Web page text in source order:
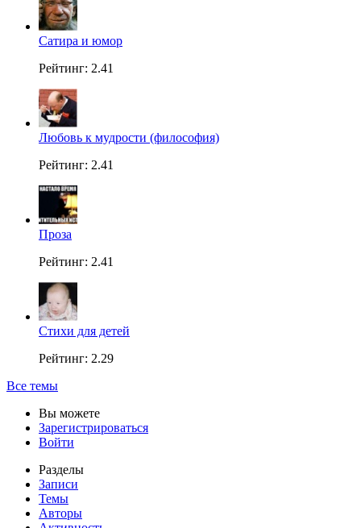
Сатира и юмор
Рейтинг: 2.41
Любовь к мудрости (философия)
Рейтинг: 2.41
Проза
Рейтинг: 2.41
Стихи для детей
Рейтинг: 2.29
Все темы
Вы можете
Зарегистрироваться
Войти
Разделы
Записи
Темы
Авторы